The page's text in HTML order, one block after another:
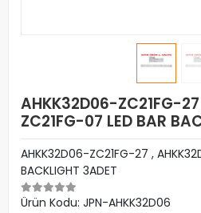
AHKK32D06-ZC21FG-
ZC21FG-07 LED BAR
AHKK32D06-ZC21FG-27 ,
BACKLIGHT 3ADET
Ürün Kodu: JPN-AHKK32D06